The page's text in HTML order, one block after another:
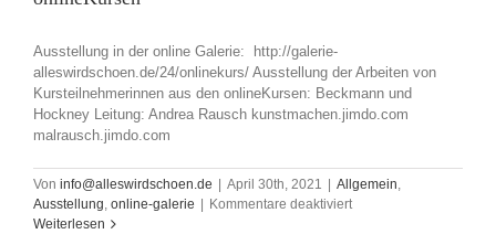
Ausstellung in der online Galerie: http://galerie-
alleswirdschoen.de/24/onlinekurs/ Ausstellung der Arbeiten von
Kursteilnehmerinnen aus den onlineKursen: Beckmann und
Hockney Leitung: Andrea Rausch kunstmachen.jimdo.com
malrausch.jimdo.com
Von info@alleswirdschoen.de April 30th, 2021 Allgemein,
Ausstellung, online-galerie Kommentare deaktiviertfür
Weiterlesen